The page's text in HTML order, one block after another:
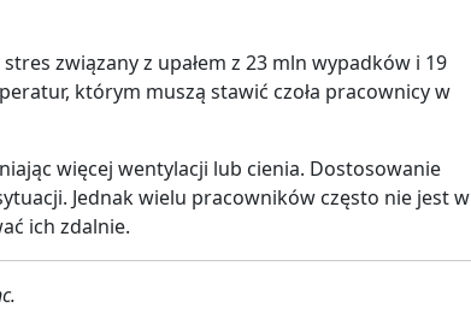
związany z upałem z 23 mln wypadków i 19
którym muszą stawić czoła pracownicy w
więcej wentylacji lub cienia. Dostosowanie
Jednak wielu pracowników często nie jest w
ich zdalnie.